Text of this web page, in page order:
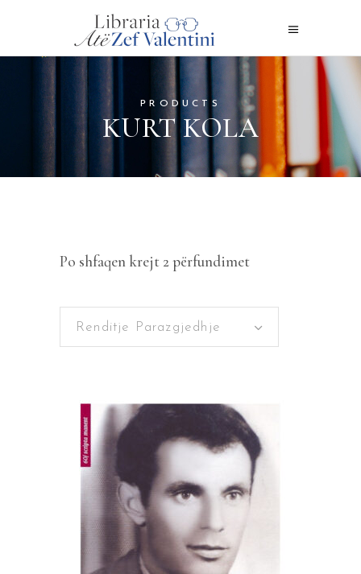
PRODUCTS
KURT KOLA
Po shfaqen krejt 2 përfundimet
Renditje Parazgjedhje
SHTOJE NË SHPORTË